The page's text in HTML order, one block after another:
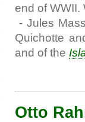
end of WWII.
- Jules
Quichotte
and of the
Otto